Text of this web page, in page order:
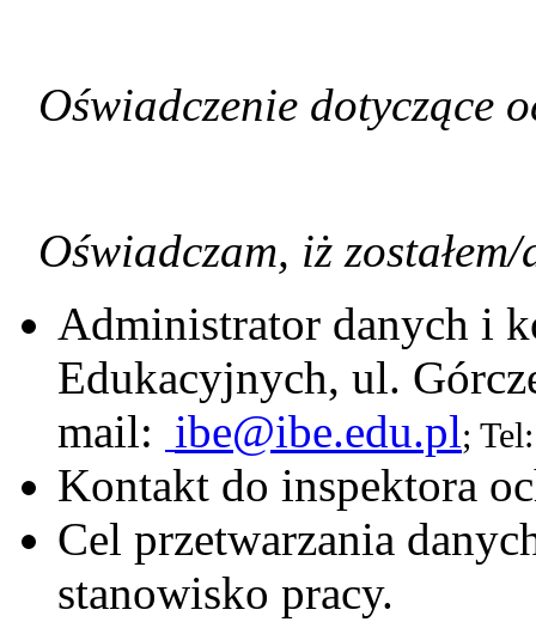
Oświadczenie dotyczące
Oświadczam, iż
Administrator danych i
Edukacyjnych, ul.
mail: ibe@ibe.edu.pl;
Kontakt do inspektora
Cel przetwarzania
stanowisko pracy.